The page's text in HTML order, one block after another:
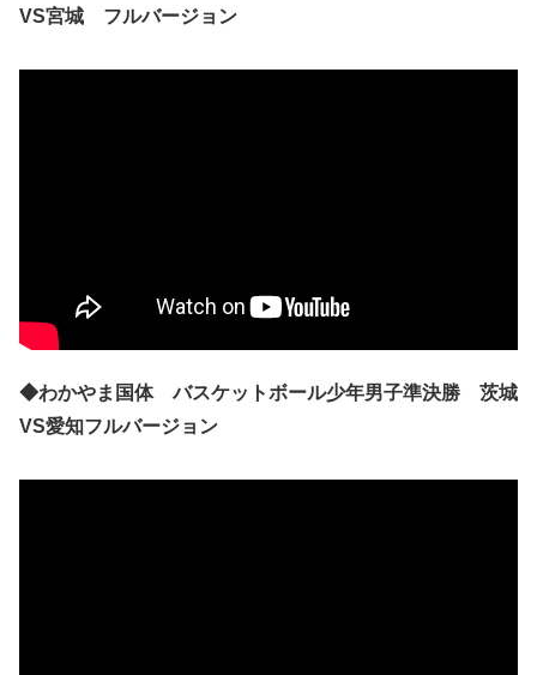
VS宮城 フルバージョン
◆わかやま国体 バスケットボール少年男子準決勝 茨城
VS愛知フルバージョン